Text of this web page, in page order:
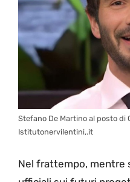
Stefano De Martino al posto di
Istitutonervilentini,.it
Nel frattempo, mentre